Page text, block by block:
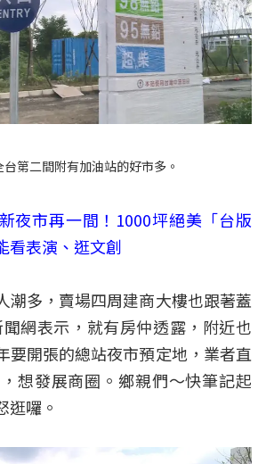
第二間附有加油站的好市多。
夜市再一間！1000坪絕美「台版
看表演、逛文創
潮多，賣場四周建商大樓也跟著蓋
網表示，就有房仲透露，附近也
要開張的總站夜市預定地，業者直
想發展商圈。鄉親們～快筆記起
逛囉。